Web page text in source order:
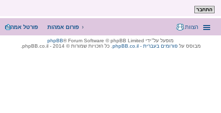
פורטל אמהות פורום אמהות הצוות
מופעל על־ידי phpBB® Forum Software © phpBB Limited
מבוסס עלphpBB.co.il - פורומים בעברית . כל הזכויות שמורות © 2014 - phpBB.co.il.